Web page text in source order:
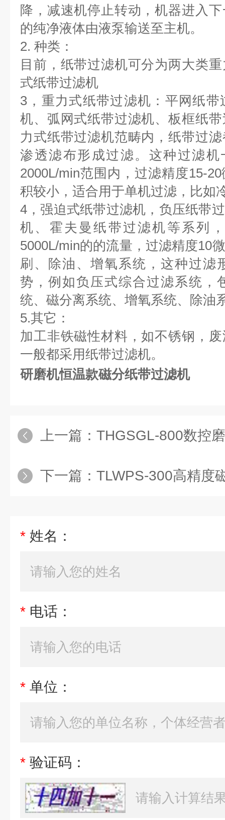
降，减速机停止转动，机器进入
的纯净液体由液泵输送至主机。
2. 种类：
目前，纸带过滤机可分为两大类
式纸带过滤机
3，重力式纸带过滤机：平网纸
机、弧网式纸带过滤机、板框纸
力式纸带过滤机范畴内，纸带过
渗透滤布形成过滤。这种过滤机
2000L/min范围内，过滤精度15-
积较小，适合用于单机过滤，比如
4，强迫式纸带过滤机，负压纸带
机、霍夫曼纸带过滤机等系列
5000L/min的的流量，过滤精度10
刷、除油、增氧系统，这种过滤
势，例如负压式综合过滤系统，
统、磁分离系统、增氧系统、除油
5.其它：
加工非铁磁性材料，如不锈钢，
一般都采用纸带过滤机。
研磨机恒温款磁分纸带过滤机
上一篇： THGSGL-800数控磨床
下一篇： TLWPS-300高精度
* 姓名：
* 电话：
* 单位：
* 验证码：